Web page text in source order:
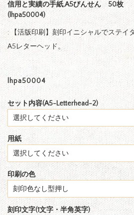
信用と実績の手紙,A5びんせん 50枚
(lhpa50004)
: 【活版印刷】刻印イニシャルでステイ
A5レターヘッド。
lhpa50004
セット内容(A5-Letterhead-2)
用紙
印刷の色
刻印文字(1文字・半角英字)